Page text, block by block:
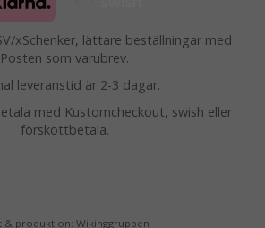
xSchenker, lättare beställningar med
Posten som varubrev.
leveranstid är 2-3 dagar.
med Kustomcheckout, swish eller
förskottbetala.
& produktion: Wikinggruppen